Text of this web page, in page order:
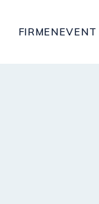
FIRMENEVENT